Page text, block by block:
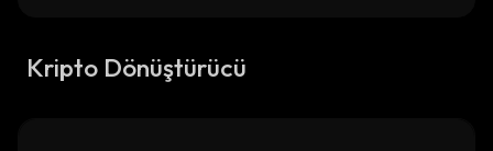
Kripto Dönüştürücü